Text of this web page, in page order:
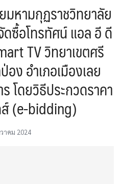
มหามกุฏราชวิทยาลัย
ดซื้อโทรทัศน์ แอล อี ดี
TV วิทยาเขตศรี
ง อำเภอเมืองเลย
โดยวิธีประกวดราคา
(e-bidding)
าคม 2024